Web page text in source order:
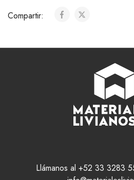
Compartir:
Llámanos al +52 33 3283